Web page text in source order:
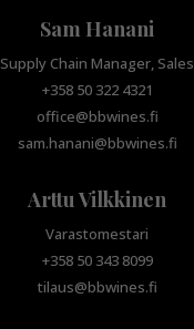
Sam Hanani
Supply Chain Manager, Sales
+358 50 322 4321
office@bbwines.fi
sam.hanani@bbwines.fi
Arttu Vilkkinen
Varastomestari
+358 50 343 8099
tilaus@bbwines.fi